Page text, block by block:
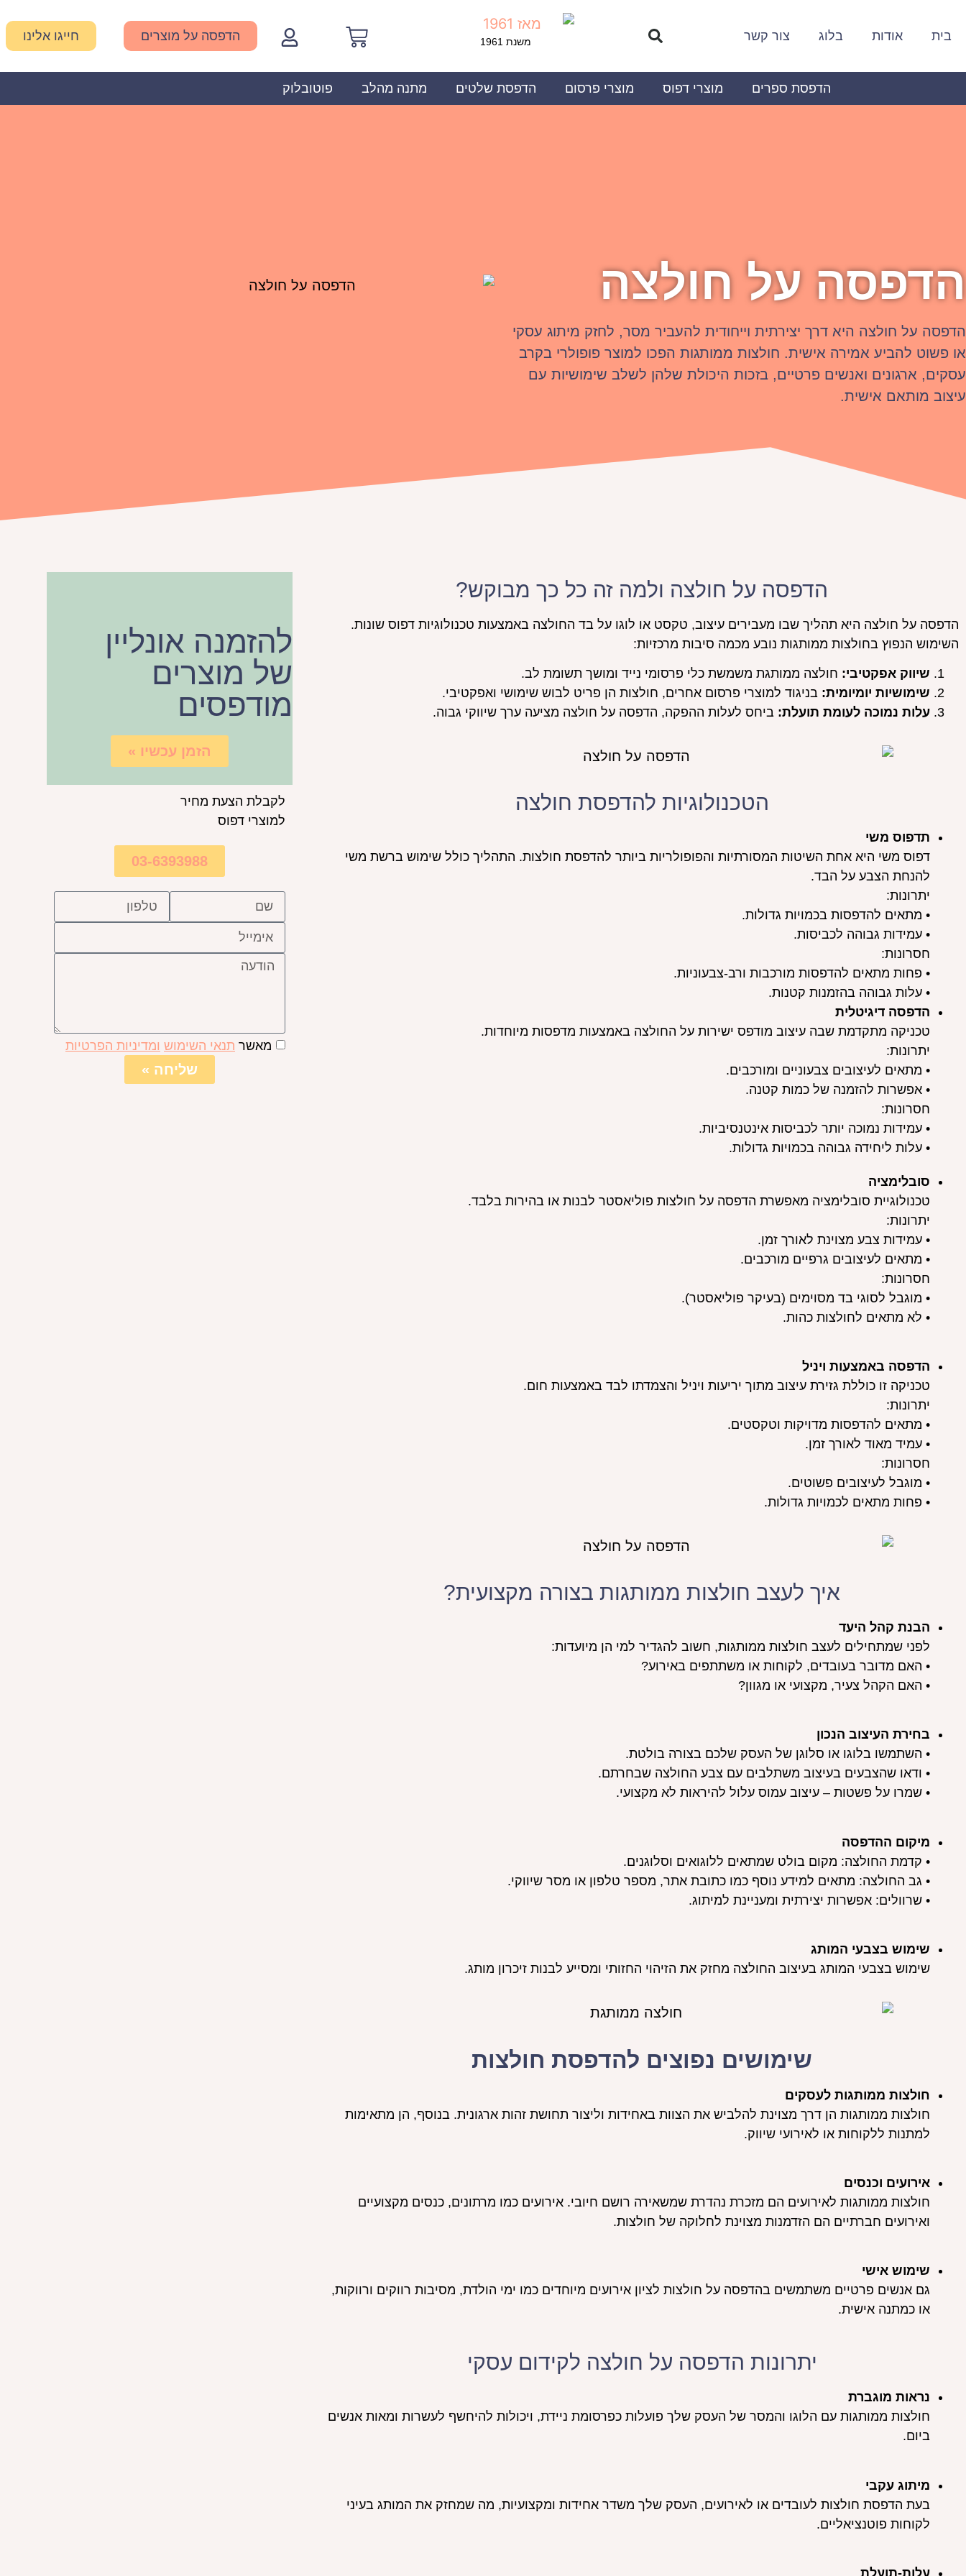
בית אודות בלוג צור קשר משנת 1961 הדפסה על מוצרים חייגו אלינו
הדפסת ספרים מוצרי דפוס מוצרי פרסום הדפסת שלטים מתנה מהלב פוטובלוק
הדפסה על חולצה
הדפסה על חולצה היא דרך יצירתית וייחודית להעביר מסר, לחזק מיתוג עסקי
או פשוט להביע אמירה אישית. חולצות ממותגות הפכו למוצר פופולרי בקרב
עסקים, ארגונים ואנשים פרטיים, בזכות היכולת שלהן לשלב שימושיות עם
עיצוב מותאם אישית.
הדפסה על חולצה ולמה זה כל כך מבוקש?
הדפסה על חולצה היא תהליך שבו מעבירים עיצוב, טקסט או לוגו על בד החולצה באמצעות טכנולוגיות דפוס שונות.
השימוש הנפוץ בחולצות ממותגות נובע מכמה סיבות מרכזיות:
שיווק אפקטיבי: חולצה ממותגת משמשת כלי פרסומי נייד ומושך תשומת לב.
שימושיות יומיומית: בניגוד למוצרי פרסום אחרים, חולצות הן פריט לבוש שימושי ואפקטיבי.
עלות נמוכה לעומת תועלת: ביחס לעלות ההפקה, הדפסה על חולצה מציעה ערך שיווקי גבוה.
הטכנולוגיות להדפסת חולצה
תדפוס משי
דפוס משי היא אחת השיטות המסורתיות והפופולריות ביותר להדפסת חולצות. התהליך כולל שימוש ברשת משי
להנחת הצבע על הבד.
יתרונות:
• מתאים להדפסות בכמויות גדולות.
• עמידות גבוהה לכביסות.
חסרונות:
• פחות מתאים להדפסות מורכבות ורב-צבעוניות.
• עלות גבוהה בהזמנות קטנות.
הדפסה דיגיטלית
טכניקה מתקדמת שבה עיצוב מודפס ישירות על החולצה באמצעות מדפסות מיוחדות.
יתרונות:
• מתאים לעיצובים צבעוניים ומורכבים.
• אפשרות להזמנה של כמות קטנה.
חסרונות:
• עמידות נמוכה יותר לכביסות אינטנסיביות.
• עלות ליחידה גבוהה בכמויות גדולות.
סובלימציה
טכנולוגיית סובלימציה מאפשרת הדפסה על חולצות פוליאסטר לבנות או בהירות בלבד.
יתרונות:
• עמידות צבע מצוינת לאורך זמן.
• מתאים לעיצובים גרפיים מורכבים.
חסרונות:
• מוגבל לסוגי בד מסוימים (בעיקר פוליאסטר).
• לא מתאים לחולצות כהות.
הדפסה באמצעות ויניל
טכניקה זו כוללת גזירת עיצוב מתוך יריעות ויניל והצמדתו לבד באמצעות חום.
יתרונות:
• מתאים להדפסות מדויקות וטקסטים.
• עמיד מאוד לאורך זמן.
חסרונות:
• מוגבל לעיצובים פשוטים.
• פחות מתאים לכמויות גדולות.
איך לעצב חולצות ממותגות בצורה מקצועית?
הבנת קהל היעד
לפני שמתחילים לעצב חולצות ממותגות, חשוב להגדיר למי הן מיועדות:
• האם מדובר בעובדים, לקוחות או משתתפים באירוע?
• האם הקהל צעיר, מקצועי או מגוון?
בחירת העיצוב הנכון
• השתמשו בלוגו או סלוגן של העסק שלכם בצורה בולטת.
• ודאו שהצבעים בעיצוב משתלבים עם צבע החולצה שבחרתם.
• שמרו על פשטות – עיצוב עמוס עלול להיראות לא מקצועי.
מיקום ההדפסה
• קדמת החולצה: מקום בולט שמתאים ללוגואים וסלוגנים.
• גב החולצה: מתאים למידע נוסף כמו כתובת אתר, מספר טלפון או מסר שיווקי.
• שרוולים: אפשרות יצירתית ומעניינת למיתוג.
שימוש בצבעי המותג
שימוש בצבעי המותג בעיצוב החולצה מחזק את הזיהוי החזותי ומסייע לבנות זיכרון מותג.
שימושים נפוצים להדפסת חולצות
חולצות ממותגות לעסקים
חולצות ממותגות הן דרך מצוינת להלביש את הצוות באחידות וליצור תחושת זהות ארגונית. בנוסף, הן מתאימות
למתנות ללקוחות או לאירועי שיווק.
אירועים וכנסים
חולצות ממותגות לאירועים הם מזכרת נהדרת שמשאירה רושם חיובי. אירועים כמו מרתונים, כנסים מקצועיים
ואירועים חברתיים הם הזדמנות מצוינת לחלוקה של חולצות.
שימוש אישי
גם אנשים פרטיים משתמשים בהדפסה על חולצות לציון אירועים מיוחדים כמו ימי הולדת, מסיבות רווקים ורווקות,
או כמתנה אישית.
יתרונות הדפסה על חולצה לקידום עסקי
נראות מוגברת
חולצות ממותגות עם הלוגו והמסר של העסק שלך פועלות כפרסומת ניידת, ויכולות להיחשף לעשרות ומאות אנשים
ביום.
מיתוג עקבי
בעת הדפסת חולצות לעובדים או לאירועים, העסק שלך משדר אחידות ומקצועיות, מה שמחזק את המותג בעיני
לקוחות פוטנציאליים.
להזמנה אונליין
של מוצרים
מודפסים
הזמן עכשיו »
לקבלת הצעת מחיר
למוצרי דפוס
03-6393988
מאשר תנאי השימוש ומדיניות הפרטיות
שליחה »